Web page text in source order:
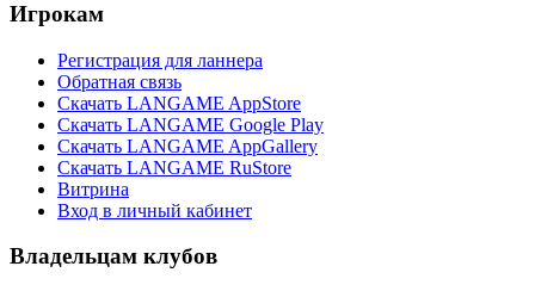
Игрокам
Регистрация для ланнера
Обратная связь
Скачать LANGAME AppStore
Скачать LANGAME Google Play
Скачать LANGAME AppGallery
Скачать LANGAME RuStore
Витрина
Вход в личный кабинет
Владельцам клубов